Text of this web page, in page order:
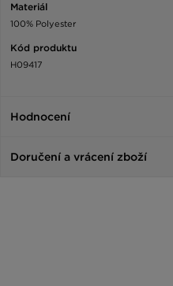
Materiál
100% Polyester
Kód produktu
H09417
Hodnocení
Doručení a vrácení zboží